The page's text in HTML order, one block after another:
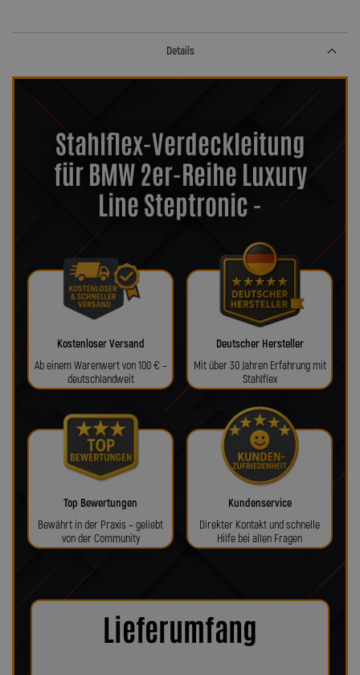
Details
Stahlflex-Verdeckleitung
für BMW 2er-Reihe Luxury
Line Steptronic -
Kostenloser Versand
Ab einem Warenwert von 100 € –
deutschlandweit
Deutscher Hersteller
Mit über 30 Jahren Erfahrung mit
Stahlflex
Top Bewertungen
Bewährt in der Praxis – geliebt
von der Community
Kundenservice
Direkter Kontakt und schnelle
Hilfe bei allen Fragen
Lieferumfang